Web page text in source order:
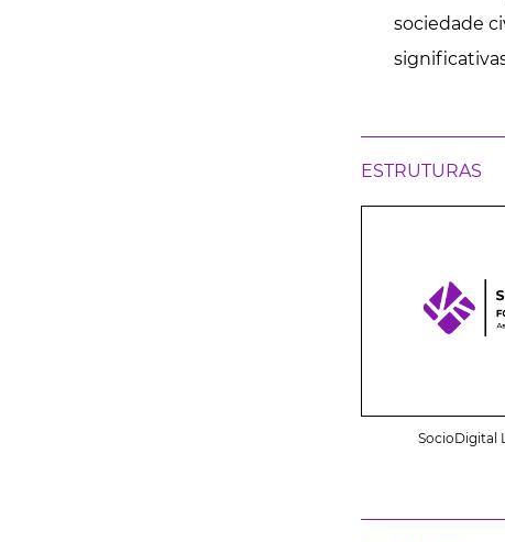
sociedade
ESTRUTURAS
SocioDigital